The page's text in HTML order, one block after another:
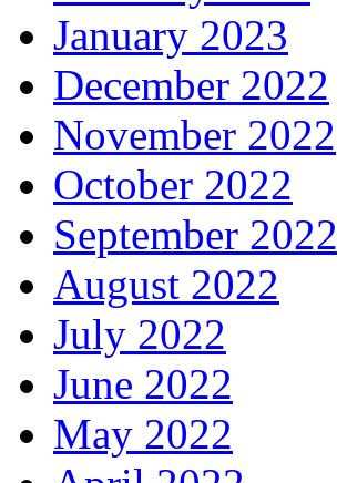
January 2023
December 2022
November 2022
October 2022
September 2022
August 2022
July 2022
June 2022
May 2022